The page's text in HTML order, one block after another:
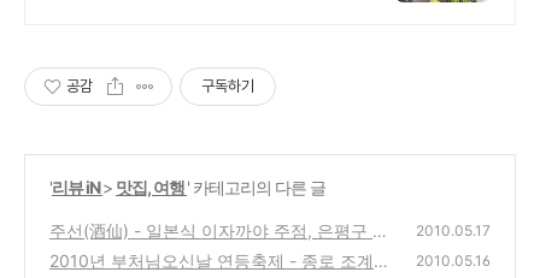
공감 구독하기
'리뷰 iN> 맛집, 여행' 카테고리의 다른 글
주선(酒仙) - 일본식 이자까야 주점, 은평구 응
암동
(0)
2010.05.17
2010년 부처님오신날 연등축제 - 종로 조계사 2010.05.16